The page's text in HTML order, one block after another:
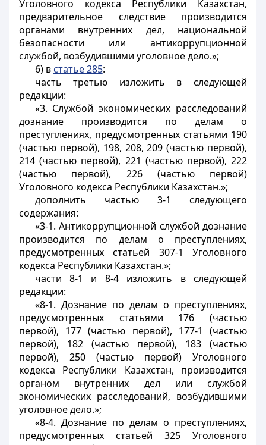
Уголовного кодекса Республики Казахстан,
предварительное следствие производится
органами внутренних дел, национальной
безопасности или антикоррупционной
службой, возбудившими уголовное дело.»;
6) в статье 285:
часть третью изложить в следующей
редакции:
«3. Службой экономических расследований
дознание производится по делам о
преступлениях, предусмотренных статьями 190
(частью первой), 198, 208, 209 (частью первой),
214 (частью первой), 221 (частью первой), 222
(частью первой), 226 (частью первой)
Уголовного кодекса Республики Казахстан.»;
дополнить частью 3-1 следующего
содержания:
«3-1. Антикоррупционной службой дознание
производится по делам о преступлениях,
предусмотренных статьей 307-1 Уголовного
кодекса Республики Казахстан.»;
части 8-1 и 8-4 изложить в следующей
редакции:
«8-1. Дознание по делам о преступлениях,
предусмотренных статьями 176 (частью
первой), 177 (частью первой), 177-1 (частью
первой), 182 (частью первой), 183 (частью
первой), 250 (частью первой) Уголовного
кодекса Республики Казахстан, производится
органом внутренних дел или службой
экономических расследований, возбудившими
уголовное дело.»;
«8-4. Дознание по делам о преступлениях,
предусмотренных статьей 325 Уголовного